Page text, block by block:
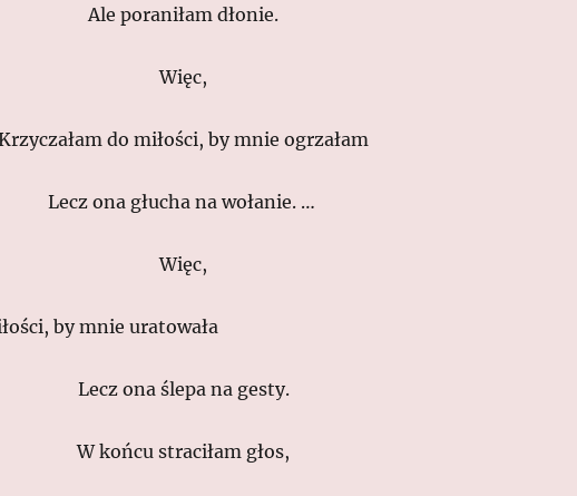
Ale poraniłam dłonie.
Więc,
do miłości, by mnie ogrzałam
Lecz ona głucha na wołanie. …
Więc,
by mnie uratowała
Lecz ona ślepa na gesty.
W końcu straciłam głos,